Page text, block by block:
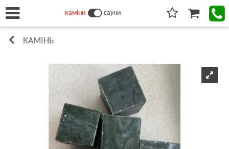
каміни сауни
КАМІНЬ